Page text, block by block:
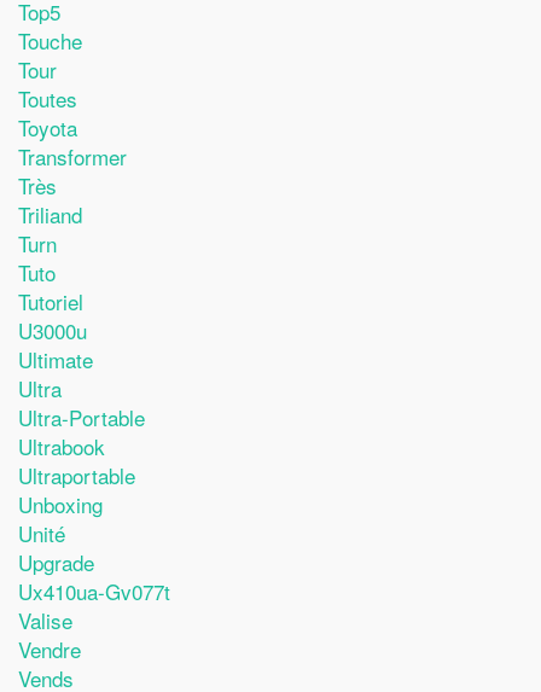
Top5
Touche
Tour
Toutes
Toyota
Transformer
Très
Triliand
Turn
Tuto
Tutoriel
U3000u
Ultimate
Ultra
Ultra-Portable
Ultrabook
Ultraportable
Unboxing
Unité
Upgrade
Ux410ua-Gv077t
Valise
Vendre
Vends